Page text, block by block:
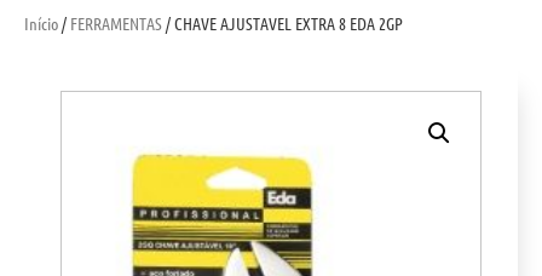
Início/ FERRAMENTAS/ CHAVE AJUSTAVEL EXTRA 8 EDA 2GP